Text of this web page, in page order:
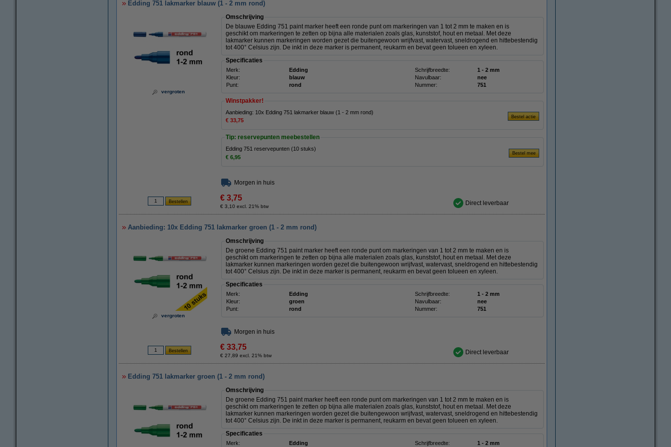
Edding 751 lakmarker blauw (1 - 2 mm rond)
vergroten
Omschrijving
De blauwe Edding 751 paint marker heeft een ronde punt om markeringen van 1 tot 2 mm te maken en is
geschikt om markeringen te zetten op bijna alle materialen zoals glas, kunststof, hout en metaal. Met deze
lakmarker kunnen markeringen worden gezet die buitengewoon wrijfvast, watervast, sneldrogend en hittebestendig
tot 400° Celsius zijn. De inkt in deze marker is permanent, reukarm en bevat geen tolueen en xyleen.
Specificaties
Merk: Edding Schrijfbreedte:
1 - 2 mm
Kleur:
blauw Navulbaar:
nee
Punt:
rond Nummer: 751
Winstpakker!
Aanbieding: 10x Edding 751 lakmarker blauw (1 - 2 mm rond)
€ 33,75
Tip: reservepunten meebestellen
Edding 751 reservepunten (10 stuks)
€ 6,95
Morgen in huis
€ 3,75
€ 3,10 excl. 21% btw Direct leverbaar
Aanbieding: 10x Edding 751 lakmarker groen (1 - 2 mm rond)
vergroten
Omschrijving
De groene Edding 751 paint marker heeft een ronde punt om markeringen van 1 tot 2 mm te maken en is
geschikt om markeringen te zetten op bijna alle materialen zoals glas, kunststof, hout en metaal. Met deze
lakmarker kunnen markeringen worden gezet die buitengewoon wrijfvast, watervast, sneldrogend en hittebestendig
tot 400° Celsius zijn. De inkt in deze marker is permanent, reukarm en bevat geen tolueen en xyleen.
Specificaties
Merk: Edding Schrijfbreedte:
1 - 2 mm
Kleur:
groen Navulbaar:
nee
Punt:
rond Nummer: 751
Morgen in huis
€ 33,75
€ 27,89 excl. 21% btw Direct leverbaar
Edding 751 lakmarker groen (1 - 2 mm rond)
Omschrijving
De groene Edding 751 paint marker heeft een ronde punt om markeringen van 1 tot 2 mm te maken en is
geschikt om markeringen te zetten op bijna alle materialen zoals glas, kunststof, hout en metaal. Met deze
lakmarker kunnen markeringen worden gezet die buitengewoon wrijfvast, watervast, sneldrogend en hittebestendig
tot 400° Celsius zijn. De inkt in deze marker is permanent, reukarm en bevat geen tolueen en xyleen.
Specificaties
Merk: Edding Schrijfbreedte: 1 - 2 mm